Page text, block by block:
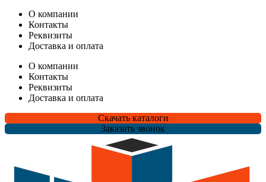
О компании
Контакты
Реквизиты
Доставка и оплата
О компании
Контакты
Реквизиты
Доставка и оплата
Скачать каталоги
Заказать звонок